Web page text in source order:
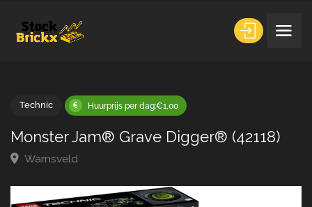
Huurprijs per dag:€1,00
Monster Jam® Grave Digger® (42118)